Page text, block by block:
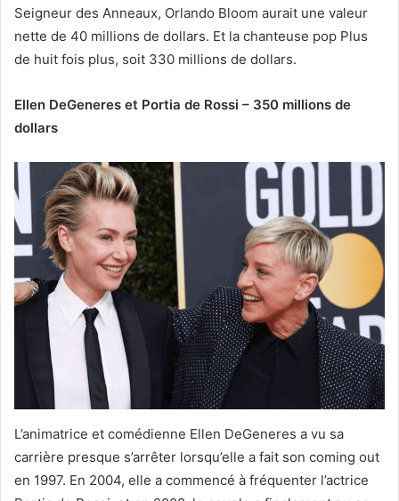
Seigneur des Anneaux, Orlando Bloom aurait une valeur
nette de 40 millions de dollars. Et la chanteuse pop Plus
de huit fois plus, soit 330 millions de dollars.
Ellen DeGeneres et Portia de Rossi – 350 millions de
dollars
L’animatrice et comédienne Ellen DeGeneres a vu sa
carrière presque s’arrêter lorsqu’elle a fait son coming out
en 1997. En 2004, elle a commencé à fréquenter l’actrice